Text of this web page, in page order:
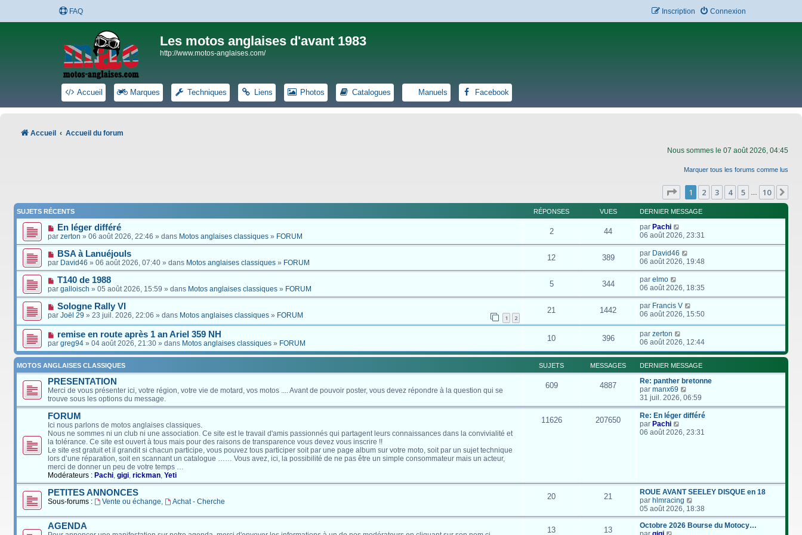
FAQ Connexion
Inscription
Les motos anglaises d'avant 1983
http://www.motos-anglaises.com/
Accueil Marques Techniques Liens Photos Catalogues Manuels Facebook
Accueil Accueil du forum
Nous sommes le 07 août 2026, 04:45
Marquer tous les forums comme lus
Page 1sur10
1 2 3 4 5 10
SUJETS RÉCENTS RÉPONSES VUES DERNIER MESSAGE
En léger différé
par zerton » 06 août 2026, 22:46 » dans Motos anglaises classiques » FORUM
2 44 par Pachi
06 août 2026, 23:31
BSA à Lanuéjouls
par David46 » 06 août 2026, 07:40 » dans Motos anglaises classiques » FORUM
12 389 par David46
06 août 2026, 19:48
T140 de 1988
par galloisch » 05 août 2026, 15:59 » dans Motos anglaises classiques » FORUM
5 344 par elmo
06 août 2026, 18:35
Sologne Rally VI
1 2
par Joël 29 » 23 juil. 2026, 22:06 » dans Motos anglaises classiques » FORUM
21 1442 par Francis V
06 août 2026, 15:50
remise en route après 1 an Ariel 359 NH
par greg94 » 04 août 2026, 21:30 » dans Motos anglaises classiques » FORUM
10 396 par zerton
06 août 2026, 12:44
MOTOS ANGLAISES CLASSIQUES SUJETS MESSAGES DERNIER MESSAGE
PRESENTATION
Merci de vous présenter ici, votre région, votre vie de motard, vos motos .... Avant de pouvoir poster, vous devez répondre à la question qui se
trouve sous les options du message.
609 4887
Re: panther bretonne
par manx69
o
n
s
l
e
r
n
e
31 juil. 2026, 06:59
FORUM
Ici nous parlons de motos anglaises classiques.
Nous ne sommes ni un club ni une association. Ce site est le travail d'amis passionnés qui partagent leurs connaissances dans la convivialité et
la tolérance. Ce site est ouvert à tous mais pour des raisons de transparence vous devez vous inscrire !!
Le site est gratuit et il grandit si chacun participe, vous pouvez tous participer soit par une page album sur votre moto, soit par un sujet technique
lors d’une réparation, soit en scannant un catalogue …… Vous avez, ici, la possibilité de ne pas être un simple consommateur mais un acteur,
merci de donner un peu de votre temps …
Modérateurs : Pachi, gigi, rickman, Yeti
11626 207650
Re: En léger différé
par Pachi
o
e
r
l
e
d
e
06 août 2026, 23:31
PETITES ANNONCES
Sous-forums : Vente ou échange, Achat - Cherche
20 21
ROUE AVANT SEELEY DISQUE en 18
par hlmracing
o
n
s
05 août 2026, 18:38
AGENDA 13 13
Octobre 2026 Bourse du Motocy…